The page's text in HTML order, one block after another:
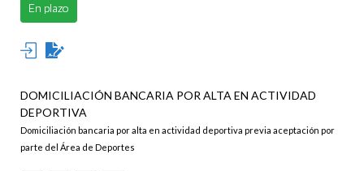
En plazo
DOMICILIACIÓN BANCARIA POR ALTA EN ACTIVIDAD
DEPORTIVA
Domiciliación bancaria por alta en actividad deportiva previa aceptación por
parte del Área de Deportes